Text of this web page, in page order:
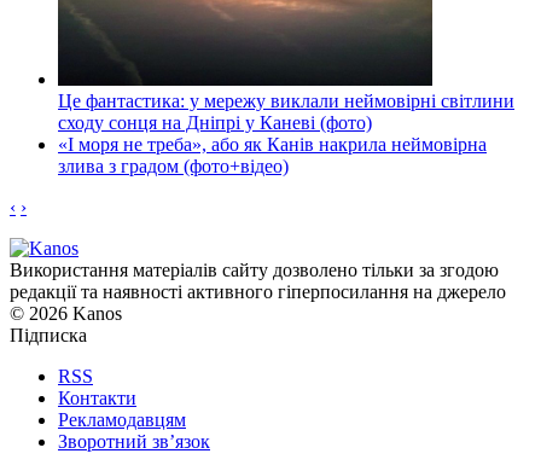
Це фантастика: у мережу виклали неймовірні світлини
сходу сонця на Дніпрі у Каневі (фото)
«І моря не треба», або як Канів накрила неймовірна
злива з градом (фото+відео)
‹ ›
Використання матеріалів сайту дозволено тільки за згодою
редакції та наявності активного гіперпосилання на джерело
© 2026 Kanos
Підписка
RSS
Контакти
Рекламодавцям
Зворотний зв’язок